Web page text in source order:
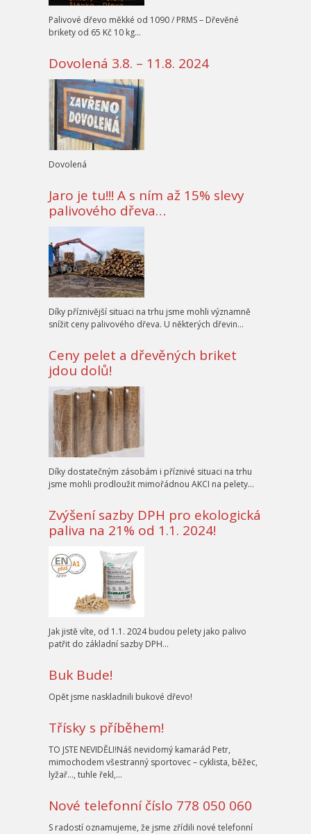
Palivové dřevo měkké od 1090 / PRMS – Dřevěné
brikety od 65 Kč 10 kg…
Dovolená 3.8. – 11.8. 2024
Dovolená
Jaro je tu!!! A s ním až 15% slevy
palivového dřeva…
Díky příznivější situaci na trhu jsme mohli významně
snížit ceny palivového dřeva. U některých dřevin…
Ceny pelet a dřevěných briket
jdou dolů!
Díky dostatečným zásobám i příznivé situaci na trhu
jsme mohli prodloužit mimořádnou AKCI na pelety…
Zvýšení sazby DPH pro ekologická
paliva na 21% od 1.1. 2024!
Jak jistě víte, od 1.1. 2024 budou pelety jako palivo
patřit do základní sazby DPH…
Buk Bude!
Opět jsme naskladnili bukové dřevo!
Třísky s příběhem!
TO JSTE NEVIDĚLI!Náš nevidomý kamarád Petr,
mimochodem všestranný sportovec – cyklista, běžec,
lyžař…, tuhle řekl,…
Nové telefonní číslo 778 050 060
S radostí oznamujeme, že jsme zřídili nové telefonní